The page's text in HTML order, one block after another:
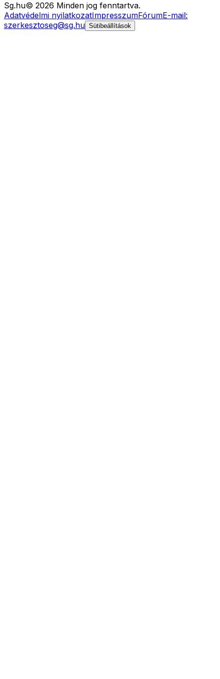
Sg.hu© 2026 Minden jog fenntartva.
Adatvédelmi nyilatkozatImpresszumFórumE-mail:
szerkesztoseg@sg.hu Sütibeállítások